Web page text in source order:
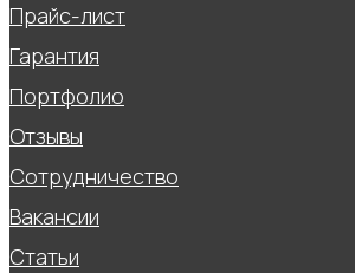
Прайс-лист
Гарантия
Портфолио
Отзывы
Сотрудничество
Вакансии
Статьи